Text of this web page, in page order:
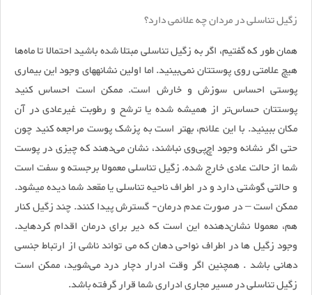
زگیل تناسلی در مردان چه علائمی دارد؟
همان‎‌ طور که گفتیم، اگر به زگیل تناسلی مبتلا شده باشید احتمالا تا ماه‌ها
هیچ علامتی روی پوستتان نمی‌بینید. اما اولین نشانه‎های وجود این بیماری
پوستی احساس سوزش و خارش است. ممکن است احساس کنید
پوستتان حساس‌تر از همیشه شده یا ترشح و رطوبت غیرعادی در آن
مکان ببینید. با این علائم، بهتر است به پزشک پوست مراجعه کنید چون
حتی اگر نشانه وجود اچ‌پی‌وی نباشند، نشان می‌دهند که چیزی در پوست
شما از حالت عادی خارج شده. زگیل تناسلی معمولا برجسته و سفت است
و حالتی گوشتی دارد و در اطراف ناحیه تناسلی یا مقعد شما دیده می‎شود.
ممکن است – در صورت عدم درمان- گسترش پیدا کنند. چند زگیل کنار
هم، معمولا نشان‌دهنده این است که دیر برای درمان اقدام کرده‎اید.
وجود زگیل ها در اطراف نواحی دهان که می تواند ناشی از ارتباط جنسی
دهانی باشد . همچنین اگر وقت ادرار دچار درد می‌شوید، ممکن است
زگیل تناسلی در مسیر مجاری ادراری شما قرار گرفته باشد.